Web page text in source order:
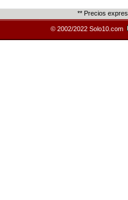
** Precios
© 2002/2022 Solo10.com